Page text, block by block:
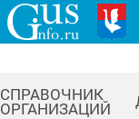
СПРАВОЧНИК
ОРГАНИЗАЦИЙ